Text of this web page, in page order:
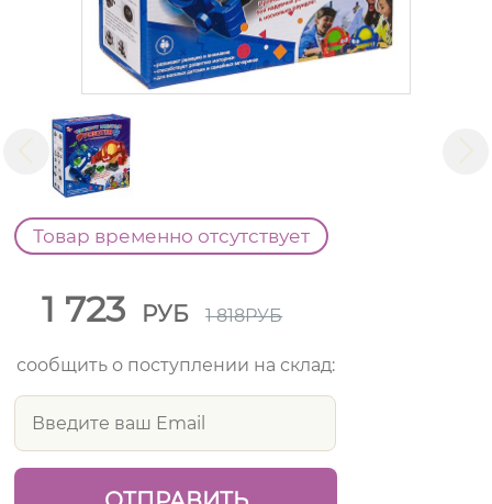
Товар временно отсутствует
1 723 РУБ 1 818РУБ
сообщить о поступлении на склад: